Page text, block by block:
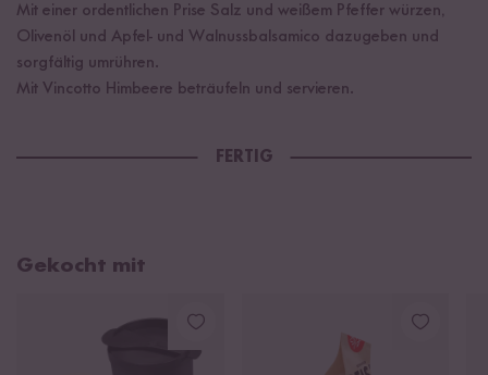
Mit einer ordentlichen Prise Salz und weißem Pfeffer würzen,
Olivenöl und Apfel- und Walnussbalsamico dazugeben und
sorgfältig umrühren.
Mit Vincotto Himbeere beträufeln und servieren.
FERTIG
Gekocht mit